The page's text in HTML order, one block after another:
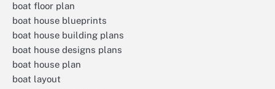
boat floor plan
boat house blueprints
boat house building plans
boat house designs plans
boat house plan
boat layout